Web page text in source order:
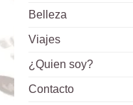
Belleza
Viajes
¿Quien soy?
Contacto